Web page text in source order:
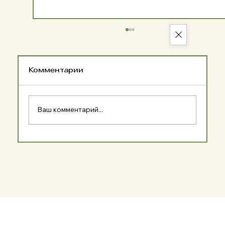
Логопедическая работа с
Комментарии
Ваш комментарий...